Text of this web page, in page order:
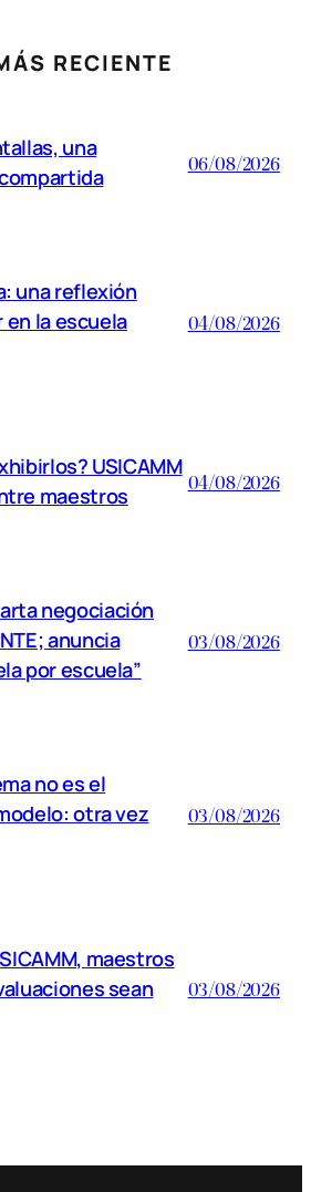
RECIENTE
una
06/08/2026
una reflexión
la escuela
04/08/2026
USICAMM
maestros
04/08/2026
negociación
anuncia
por escuela”
03/08/2026
no es el
otra vez
03/08/2026
maestros
sean
03/08/2026